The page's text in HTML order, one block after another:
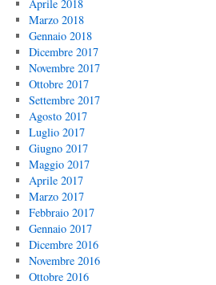
Aprile 2018
Marzo 2018
Gennaio 2018
Dicembre 2017
Novembre 2017
Ottobre 2017
Settembre 2017
Agosto 2017
Luglio 2017
Giugno 2017
Maggio 2017
Aprile 2017
Marzo 2017
Febbraio 2017
Gennaio 2017
Dicembre 2016
Novembre 2016
Ottobre 2016